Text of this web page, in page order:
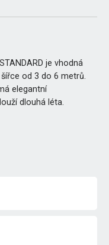
je vhodná
od 3 do 6 metrů.
elegantní
dlouhá léta.